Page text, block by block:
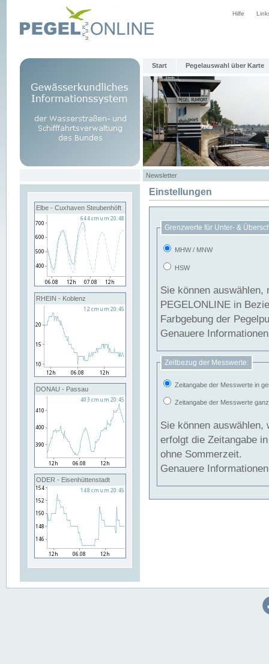
Hilfe
Start Pegelauswahl über Karte
Newsletter
Elbe - Cuxhaven Steubenhöft
RHEIN - Koblenz
DONAU - Passau
ODER - Eisenhüttenstadt
Einstellungen
Grenzwerte für Unter- &
MHW / MNW
HSW
Sie können
PEGELONLINE in Beziehung
Farbgebung der
Genauere
Zeitbezug der Messwerte:
Zeitangabe der Messwerte in
Zeitangabe der Messwerte
Sie können auswählen,
erfolgt die Zeitangabe
ohne Sommerzeit.
Genauere